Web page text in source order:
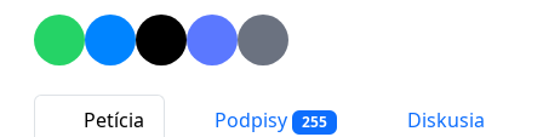
Petícia Podpisy 255
Diskusia